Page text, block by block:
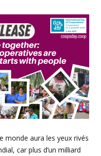
monde aura les yeux rivés
car plus d’un milliard